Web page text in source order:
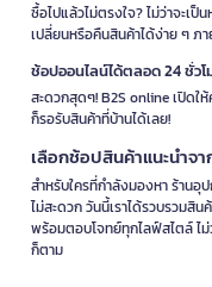
ซื้อไปแล้วไม่ตรงใจ? ไม่ว่าจะ
เปลี่ยนหรือคืนสินค้าได้ง่าย ๆ ภ
ช้อปออนไลน์ได้ตลอด 24 ชั่วโ
สะดวกสุดๆ! B2S online เปิด
ก็รอรับสินค้าที่บ้านได้เลย!
เลือกช้อปสินค้าแนะนำจ
สำหรับใครที่กำลังมองหา ร้านอุ
ไม่สะดวก วันนี้เราได้รวบรวมสิ
พร้อมตอบโจทย์ทุกไลฟ์สไตล์ ไ
ก็ตาม